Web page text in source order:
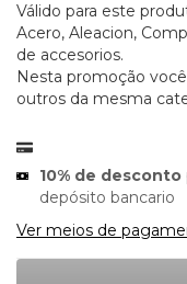
Válido para este
Acero, Aleacion,
de accesorios.
Nesta promoção
outros da mesma
10% de desconto
depósito bancario
Ver meios de